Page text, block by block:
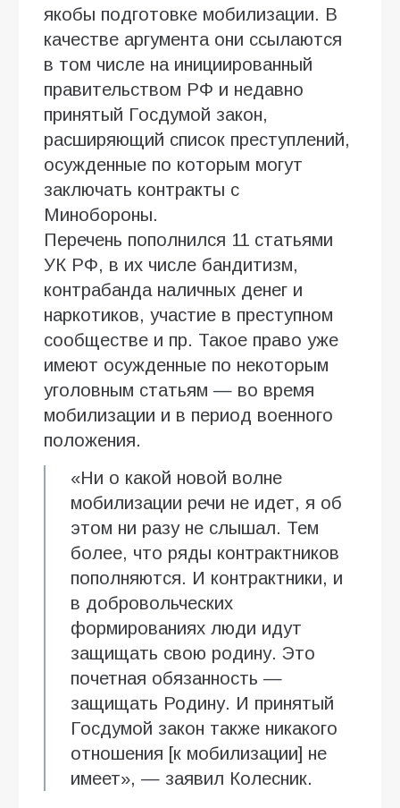
якобы подготовке мобилизации. В
качестве аргумента они ссылаются
в том числе на инициированный
правительством РФ и недавно
принятый Госдумой закон,
расширяющий список преступлений,
осужденные по которым могут
заключать контракты с
Минобороны.
Перечень пополнился 11 статьями
УК РФ, в их числе бандитизм,
контрабанда наличных денег и
наркотиков, участие в преступном
сообществе и пр. Такое право уже
имеют осужденные по некоторым
уголовным статьям — во время
мобилизации и в период военного
положения.
«Ни о какой новой волне
мобилизации речи не идет, я об
этом ни разу не слышал. Тем
более, что ряды контрактников
пополняются. И контрактники, и
в добровольческих
формированиях люди идут
защищать свою родину. Это
почетная обязанность —
защищать Родину. И принятый
Госдумой закон также никакого
отношения [к мобилизации] не
имеет», — заявил Колесник.